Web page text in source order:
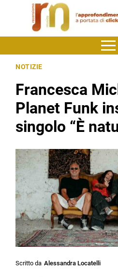
NOTIZIE
Francesca
Planet Funk
singolo “È
Scritto da Alessandra Locatelli